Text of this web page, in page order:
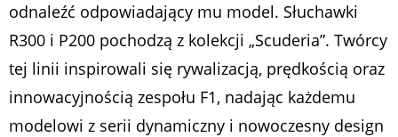
odnaleźć odpowiadający mu model. Słuchawki
R300 i P200 pochodzą z kolekcji „Scuderia”. Twórcy
tej linii inspirowali się rywalizacją, prędkością oraz
innowacyjnością zespołu F1, nadając każdemu
modelowi z serii dynamiczny i nowoczesny design